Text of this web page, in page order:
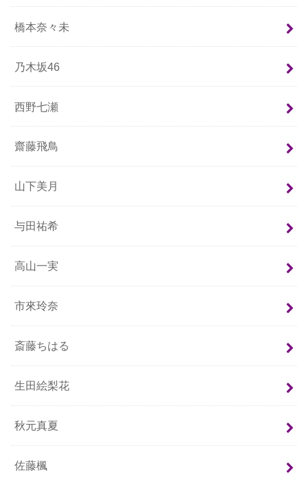
橋本奈々未
乃木坂46
西野七瀬
齋藤飛鳥
山下美月
与田祐希
高山一実
市來玲奈
斎藤ちはる
生田絵梨花
秋元真夏
佐藤楓